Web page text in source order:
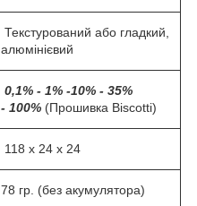
Текстурований або гладкий,
алюмінієвий
0,1% - 1% -10% - 35%
- 100% (Прошивка Biscotti)
118 x 24 x 24
78 гр. (без акумулятора)